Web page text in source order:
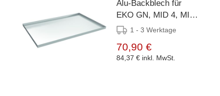
Alu-Backblech für
EKO GN, MID 4, MID
6
1 - 3 Werktage
70,90 €
84,37 € inkl. MwSt.